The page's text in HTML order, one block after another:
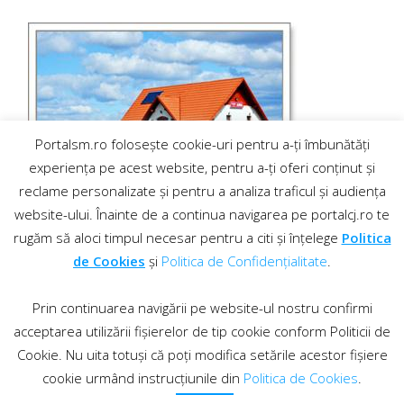
Contact·Regulament comentarii
Portalsm.ro folosește cookie-uri pentru a-ți îmbunătăți
experiența pe acest website, pentru a-ți oferi conținut și
reclame personalizate și pentru a analiza traficul și audiența
website-ului. Înainte de a continua navigarea pe portalcj.ro te
rugăm să aloci timpul necesar pentru a citi și înțelege Politica
de Cookies și Politica de Confidențialitate.
Prin continuarea navigării pe website-ul nostru confirmi
acceptarea utilizării fișierelor de tip cookie conform Politicii de
Cookie. Nu uita totuși că poți modifica setările acestor fișiere
cookie urmând instrucțiunile din Politica de Cookies.